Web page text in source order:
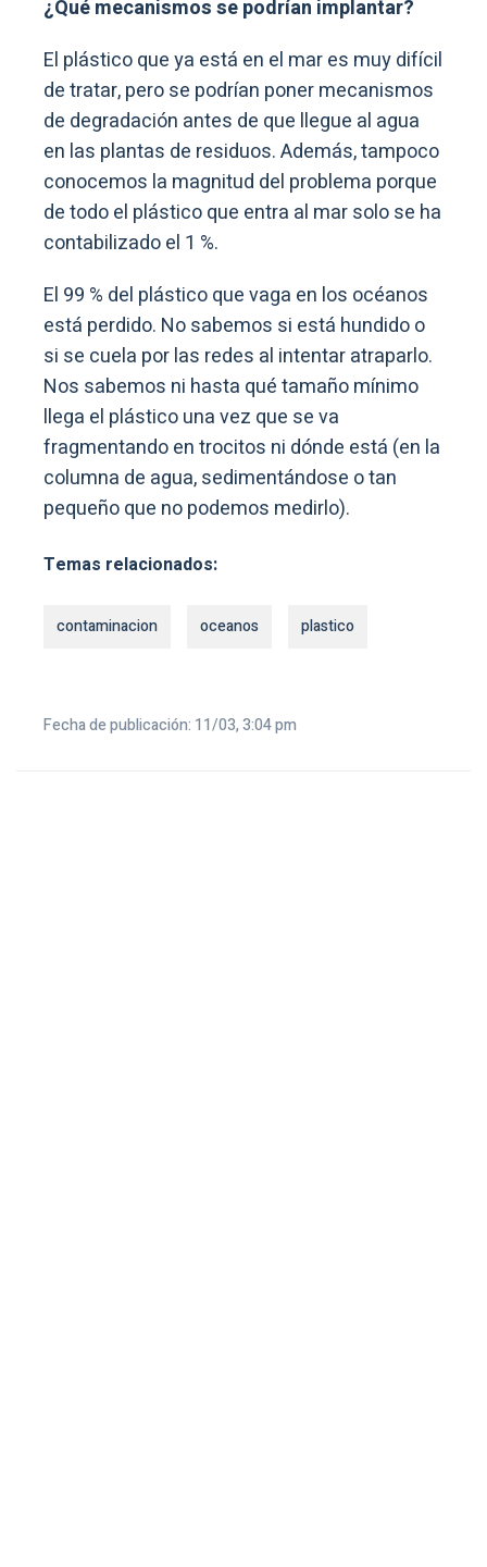
¿Qué mecanismos se podrían implantar?
El plástico que ya está en el mar es muy difícil
de tratar, pero se podrían poner mecanismos
de degradación antes de que llegue al agua
en las plantas de residuos. Además, tampoco
conocemos la magnitud del problema porque
de todo el plástico que entra al mar solo se ha
contabilizado el 1 %.
El 99 % del plástico que vaga en los océanos
está perdido. No sabemos si está hundido o
si se cuela por las redes al intentar atraparlo.
Nos sabemos ni hasta qué tamaño mínimo
llega el plástico una vez que se va
fragmentando en trocitos ni dónde está (en la
columna de agua, sedimentándose o tan
pequeño que no podemos medirlo).
Temas relacionados:
contaminacion oceanos plastico
Fecha de publicación: 11/03, 3:04 pm